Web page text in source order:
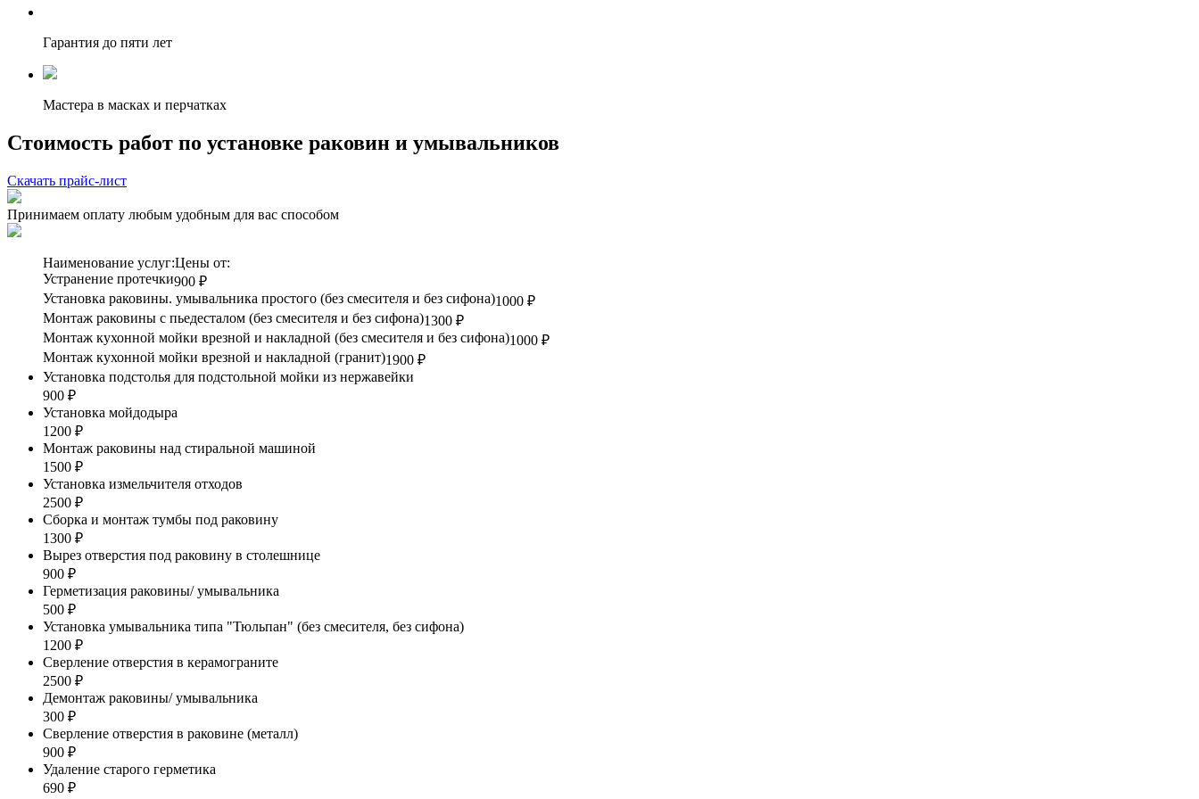
Гарантия до пяти лет
Мастера в масках и перчатках
Стоимость работ по установке раковин и умывальников
Скачать прайс-лист
Принимаем оплату любым удобным для вас способом
Наименование услуг:Цены от:
Устранение протечки900 ₽
Установка раковины. умывальника простого (без смесителя и без сифона)1000 ₽
Монтаж раковины с пьедесталом (без смесителя и без сифона)1300 ₽
Монтаж кухонной мойки врезной и накладной (без смесителя и без сифона)1000 ₽
Монтаж кухонной мойки врезной и накладной (гранит)1900 ₽
Установка подстолья для подстольной мойки из нержавейки
900 ₽
Установка мойдодыра
1200 ₽
Монтаж раковины над стиральной машиной
1500 ₽
Установка измельчителя отходов
2500 ₽
Сборка и монтаж тумбы под раковину
1300 ₽
Вырез отверстия под раковину в столешнице
900 ₽
Герметизация раковины/ умывальника
500 ₽
Установка умывальника типа "Тюльпан" (без смесителя, без сифона)
1200 ₽
Сверление отверстия в керамограните
2500 ₽
Демонтаж раковины/ умывальника
300 ₽
Сверление отверстия в раковине (металл)
900 ₽
Удаление старого герметика
690 ₽